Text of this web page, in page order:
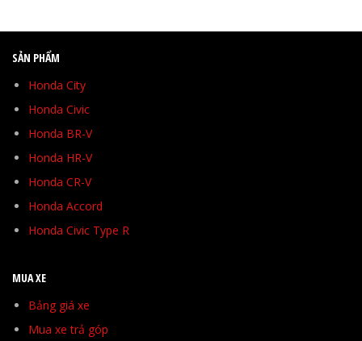
SẢN PHẨM
Honda City
Honda Civic
Honda BR-V
Honda HR-V
Honda CR-V
Honda Accord
Honda Civic Type R
MUA XE
Bảng giá xe
Mua xe trả góp